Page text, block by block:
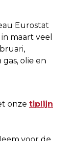
Eurostat
maart veel
olie en
onze tiplijn
voor de